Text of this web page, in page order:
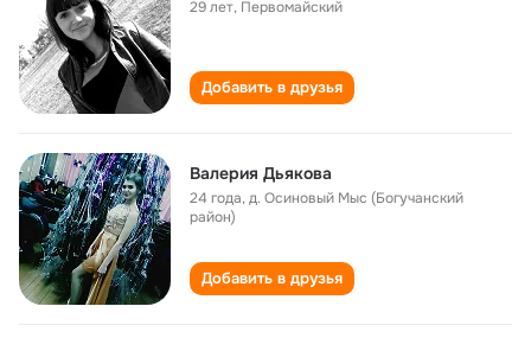
29 лет, Первомайский
Добавить в друзья
Валерия Дьякова
24 года,д. Осиновый Мыс (Богучанский
район)
Добавить в друзья